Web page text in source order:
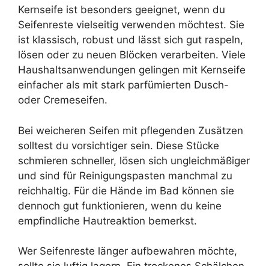
Kernseife ist besonders geeignet, wenn du
Seifenreste vielseitig verwenden möchtest. Sie
ist klassisch, robust und lässt sich gut raspeln,
lösen oder zu neuen Blöcken verarbeiten. Viele
Haushaltsanwendungen gelingen mit Kernseife
einfacher als mit stark parfümierten Dusch-
oder Cremeseifen.
Bei weicheren Seifen mit pflegenden Zusätzen
solltest du vorsichtiger sein. Diese Stücke
schmieren schneller, lösen sich ungleichmäßiger
und sind für Reinigungspasten manchmal zu
reichhaltig. Für die Hände im Bad können sie
dennoch gut funktionieren, wenn du keine
empfindliche Hautreaktion bemerkst.
Wer Seifenreste länger aufbewahren möchte,